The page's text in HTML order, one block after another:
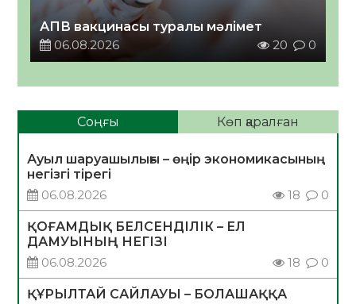
АПВ вакцинасы туралы мәлімет
06.08.2026
20 0
Соңғы Көп қаралған
Ауыл шаруашылығы – өңір экономикасының
негізгі тірегі
06.08.2026
18 0
ҚОҒАМДЫҚ БЕЛСЕНДІЛІК – ЕЛ
ДАМУЫНЫҢ НЕГІЗІ
06.08.2026
18 0
ҚҰРЫЛТАЙ САЙЛАУЫ – БОЛАШАҚҚА